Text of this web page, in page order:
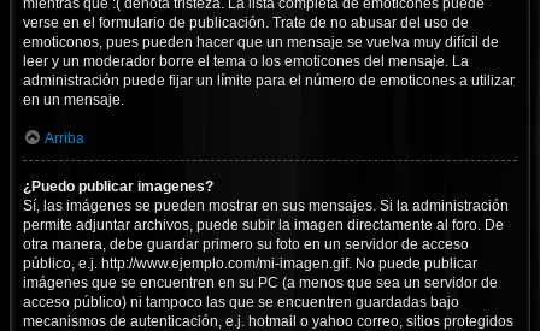
mientras que :( denota tristeza. La lista completa de emoticones puede
verse en el formulario de publicación. Trate de no abusar del uso de
emoticonos, pues pueden hacer que un mensaje se vuelva muy difícil de
leer y un moderador borre el tema o los emoticones del mensaje. La
administración puede fijar un límite para el número de emoticones a utilizar
en un mensaje.
Arriba
¿Puedo publicar imagenes?
Sí, las imágenes se pueden mostrar en sus mensajes. Si la administración
permite adjuntar archivos, puede subir la imagen directamente al foro. De
otra manera, debe guardar primero su foto en un servidor de acceso
público, e.j. http://www.ejemplo.com/mi-imagen.gif. No puede publicar
imágenes que se encuentren en su PC (a menos que sea un servidor de
acceso público) ni tampoco las que se encuentren guardadas bajo
mecanismos de autenticación, e.j. hotmail o yahoo correo, sitios protegidos